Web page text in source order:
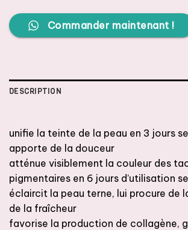
Commander maintenant !
DESCRIPTION
unifie la teinte de la peau en 3 jours
apporte de la douceur
atténue visiblement la couleur des
pigmentaires en 6 jours d’utilisation
éclaircit la peau terne, lui procure de
de la fraîcheur
favorise la production de collagène,